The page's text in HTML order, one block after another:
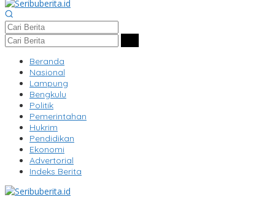
Beranda
Nasional
Lampung
Bengkulu
Politik
Pemerintahan
Hukrim
Pendidikan
Ekonomi
Advertorial
Indeks Berita